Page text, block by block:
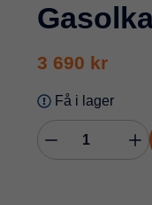
3 690 kr
Få i lager